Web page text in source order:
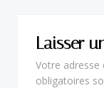
Laisser
Votre adresse
obligatoires